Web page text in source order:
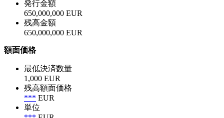
発行金額
650,000,000 EUR
残高金額
650,000,000 EUR
額面価格
最低決済数量
1,000 EUR
残高額面価格
*** EUR
単位